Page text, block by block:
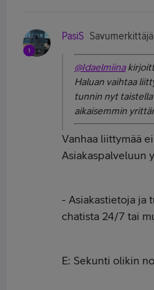
PasiS Savumerkittäjä
@Idaelmiina
Haluan vaihtaa
tunnin nyt
aikaisemmin
Vanhaa liittymää
Asiakaspalveluun
- Asiakastietoja ja
chatista 24/7 tai
E: Sekunti olikin